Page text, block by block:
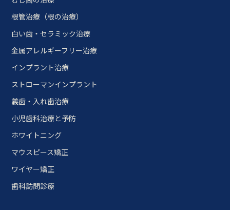
根管治療（根の治療）
白い歯・セラミック治療
金属アレルギーフリー治療
インプラント治療
ストローマンインプラント
義歯・入れ歯治療
小児歯科治療と予防
ホワイトニング
マウスピース矯正
ワイヤー矯正
歯科訪問診療